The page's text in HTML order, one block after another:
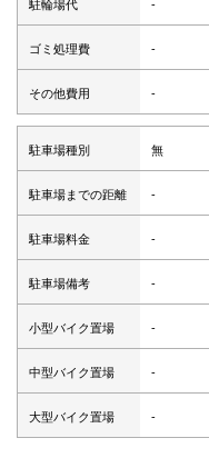
駐輪場代 -
ゴミ処理費 -
その他費用 -
駐車場種別 無
駐車場までの距離 -
駐車場料金 -
駐車場備考 -
小型バイク置場 -
中型バイク置場 -
大型バイク置場 -